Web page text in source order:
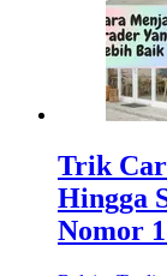
Trik
Hingga
Nomor